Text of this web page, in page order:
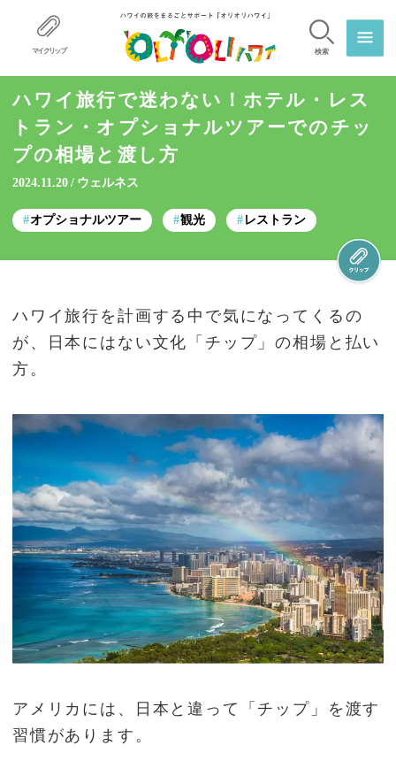
マイクリップ 検索
ハワイ旅行で迷わない！ホテル・レス
トラン・オプショナルツアーでのチッ
プの相場と渡し方
2024.11.20 ウェルネス
オプショナルツアー 観光 レストラン
ハワイ旅行を計画する中で気になってくるの
が、日本にはない文化「チップ」の相場と払い
方。
アメリカには、日本と違って「チップ」を渡す
習慣があります。